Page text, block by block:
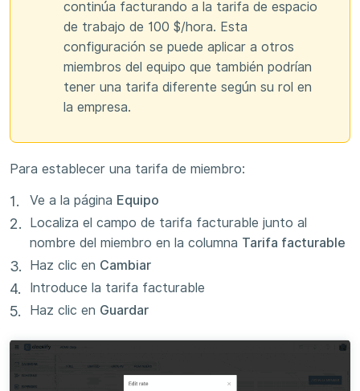
continúa facturando a la tarifa de espacio
de trabajo de 100 $/hora. Esta
configuración se puede aplicar a otros
miembros del equipo que también podrían
tener una tarifa diferente según su rol en
la empresa.
Para establecer una tarifa de miembro:
Ve a la página Equipo
Localiza el campo de tarifa facturable junto al
nombre del miembro en la columna Tarifa facturable
Haz clic en Cambiar
Introduce la tarifa facturable
Haz clic en Guardar